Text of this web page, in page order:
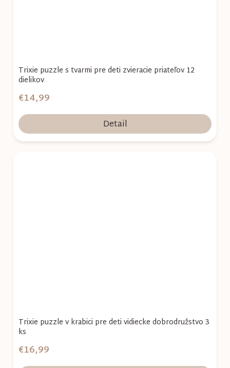
Trixie puzzle s tvarmi pre deti zvieracie priateľov 12
dielikov
€14,99
Detail
Trixie puzzle v krabici pre deti vidiecke dobrodružstvo 3
ks
€16,99